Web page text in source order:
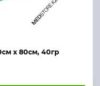
х 80см, 40гр